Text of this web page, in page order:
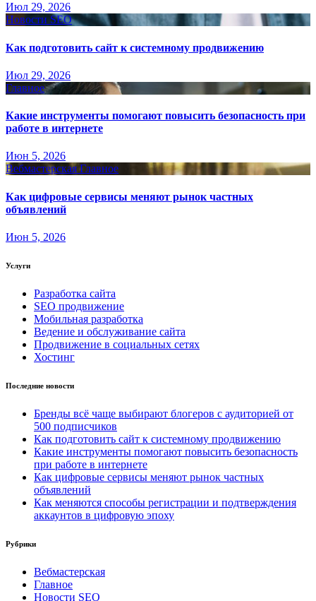
Июл 29, 2026
Новости SEO
Как подготовить сайт к системному продвижению
Июл 29, 2026
Главное
Какие инструменты помогают повысить безопасность при
работе в интернете
Июн 5, 2026
Вебмастерская Главное
Как цифровые сервисы меняют рынок частных
объявлений
Июн 5, 2026
Услуги
Разработка сайта
SEO продвижение
Мобильная разработка
Ведение и обслуживание сайта
Продвижение в социальных сетях
Хостинг
Последние новости
Бренды всё чаще выбирают блогеров с аудиторией от
500 подписчиков
Как подготовить сайт к системному продвижению
Какие инструменты помогают повысить безопасность
при работе в интернете
Как цифровые сервисы меняют рынок частных
объявлений
Как меняются способы регистрации и подтверждения
аккаунтов в цифровую эпоху
Рубрики
Вебмастерская
Главное
Новости SEO